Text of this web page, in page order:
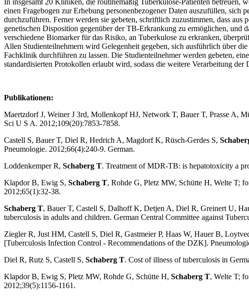
In insgesamt 20 Kliniken, die routinemäßig Tuberkulose-Patienten
einen Fragebogen zur Erhebung personenbezogener Daten auszufüllen, sich
durchzuführen. Ferner werden sie gebeten, schriftlich zuzustimmen, dass
genetischen Disposition gegenüber der TB-Erkrankung zu ermöglichen,
verschiedene Biomarker für das Risiko, an Tuberkulose zu erkranken,
Allen Studienteilnehmern wird Gelegenheit gegeben, sich ausführlich über
Fachklinik durchführen zu lassen. Die Studienteilnehmer werden gebeten,
standardisierten Protokollen erlaubt wird, sodass die weitere Verarbeitung
Publikationen:
Maertzdorf J, Weiner J 3rd, Mollenkopf HJ, Network T, Bauer T, Prasse A,
Sci U S A. 2012;109(20):7853-7858.
Castell S, Bauer T, Diel R, Hedrich A, Magdorf K, Rüsch-Gerdes S,
Pneumologie. 2012;66(4):240-9. German.
Loddenkemper R, Schaberg T. Treatment of MDR-TB: is hepatotoxicity a
Klapdor B, Ewig S, Schaberg T, Rohde G, Pletz MW, Schütte H, Welte T;
2012;65(1):32-38.
Schaberg T, Bauer T, Castell S, Dalhoff K, Detjen A, Diel R, Greinert U,
tuberculosis in adults and children. German Central Committee against
Ziegler R, Just HM, Castell S, Diel R, Gastmeier P, Haas W, Hauer B,
[Tuberculosis Infection Control - Recommendations of the DZK].
Diel R, Rutz S, Castell S, Schaberg T. Cost of illness of tuberculosis in
Klapdor B, Ewig S, Pletz MW, Rohde G, Schütte H, Schaberg T, Welte T;
2012;39(5):1156-1161.